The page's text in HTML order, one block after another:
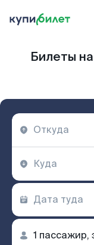
Билеты